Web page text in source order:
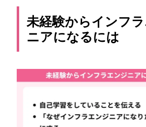
未経験からインフ
ニアになるには